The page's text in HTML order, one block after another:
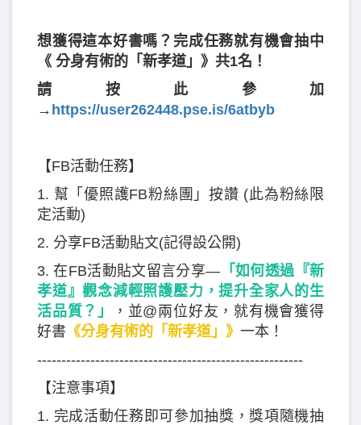
想獲得這本好書嗎？完成任務就有機會抽中
《 分身有術的「新孝道」》共1名！
請按此參加
→ https://user262448.pse.is/6atbyb
【FB活動任務】
1. 幫「優照護FB粉絲團」按讚 (此為粉絲限
定活動)
2. 分享FB活動貼文(記得設公開)
3. 在FB活動貼文留言分享— 「如何透過『新
孝道』觀念減輕照護壓力，提升全家人的生
活品質？」
，並@兩位好友，就有機會獲得
好書 《分身有術的「新孝道」》 一本！
-------------------------------------------------------
【注意事項】
1. 完成活動任務即可參加抽獎，獎項隨機抽